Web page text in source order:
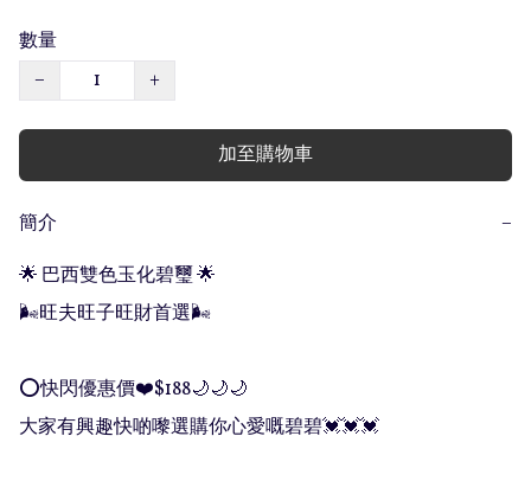
數量
−
+
加至購物車
簡介
−
🌟 巴西雙色玉化碧璽 🌟
🌬旺夫旺子旺財首選🌬
⭕️快閃優惠價❤️$188🌙🌙🌙
大家有興趣快啲嚟選購你心愛嘅碧碧💓💓💓